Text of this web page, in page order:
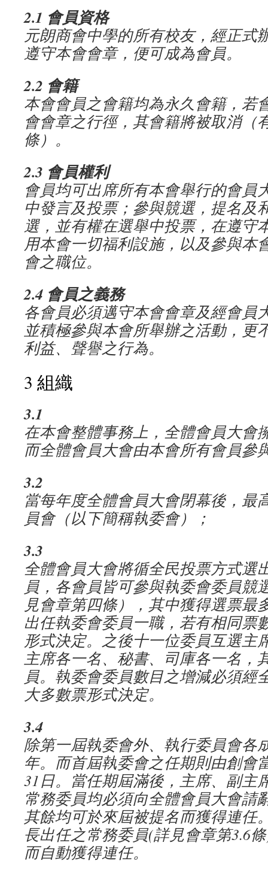
2.1 會員資格
元朗商會中學的所有校友，經正式
遵守本會會章，便可成為會員。
2.2 會籍
本會會員之會籍均為永久會籍，若
會會章之行徑，其會籍將被取消（
條）。
2.3 會員權利
會員均可出席所有本會舉行的會員
中發言及投票；參與競選，提名及
選，並有權在選舉中投票，在遵守
用本會一切福利設施，以及參與本
會之職位。
2.4 會員之義務
各會員必須邁守本會會章及經會員
並積極參與本會所舉辦之活動，更
利益、聲譽之行為。
3 組織
3.1
在本會整體事務上，全體會員大會
而全體會員大會由本會所有會員參
3.2
當每年度全體會員大會閉幕後，最
員會（以下簡稱執委會）；
3.3
全體會員大會將循全民投票方式選
員，各會員皆可參與執委會委員競
見會章第四條），其中獲得選票最
出任執委會委員一職，若有相同票
形式決定。之後十一位委員互選主
主席各一名、秘書、司庫各一名，
員。執委會委員數目之增減必須經
大多數票形式決定。
3.4
除第一屆執委會外、執行委員會各
年。而首屆執委會之任期則由創會
31日。當任期屆滿後，主席、副主
常務委員均必須向全體會員大會請
其餘均可於來屆被提名而獲得連任
長出任之常務委員(詳見會章第3.6條
而自動獲得連任。